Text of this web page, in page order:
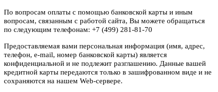
По вопросам оплаты с помощью банковской карты и иным
вопросам, связанным с работой сайта, Вы можете обращаться
по следующим телефонам: +7 (499) 281-81-70
Предоставляемая вами персональная информация (имя, адрес,
телефон, e-mail, номер банковской карты) является
конфиденциальной и не подлежит разглашению. Данные вашей
кредитной карты передаются только в зашифрованном виде и не
сохраняются на нашем Web-сервере.